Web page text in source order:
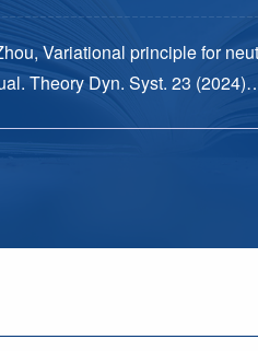
Variational principle for
Theory Dyn. Syst. 23 (2024),